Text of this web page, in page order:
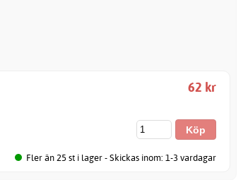
62 kr
Fler än 25 st i lager - Skickas inom: 1-3 vardagar